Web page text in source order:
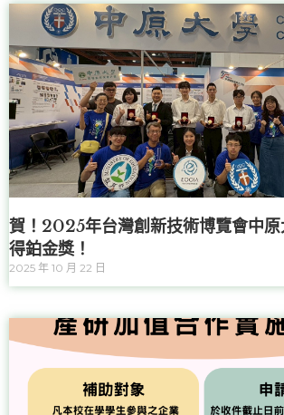
賀！2025年台灣創新技術博覽會中
得鉑金獎！
2025 年 10 月 22 日